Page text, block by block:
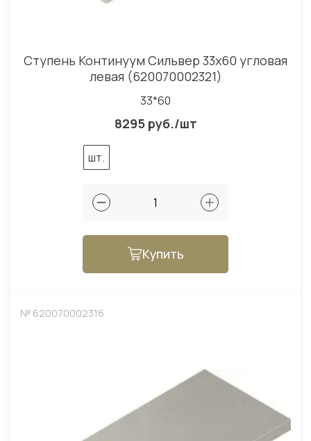
Ступень Континуум Сильвер 33x60 угловая
левая (620070002321)
33*60
8295 руб./шт
шт.
Купить
№ 620070002316